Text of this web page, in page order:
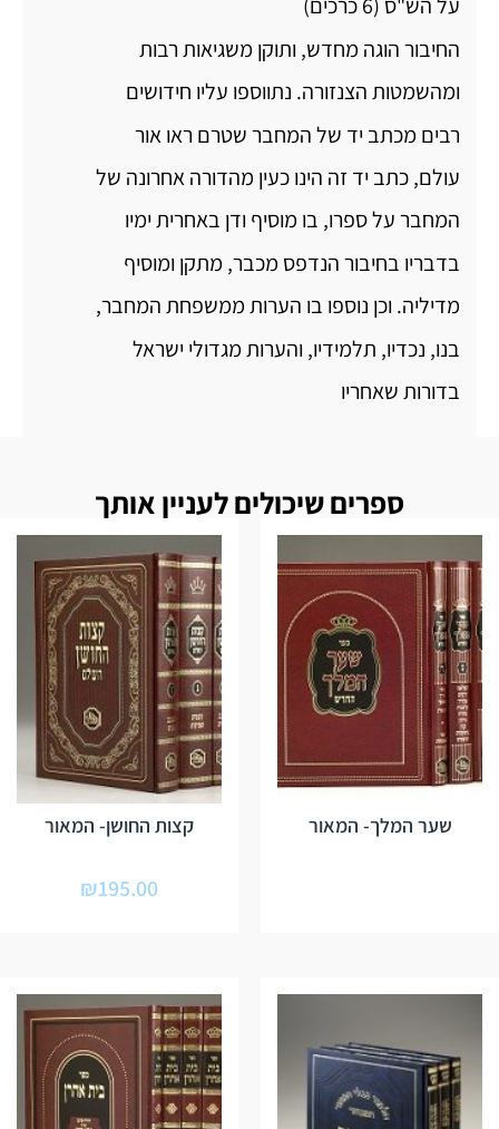
על הש"ס (6 כרכים)
החיבור הוגה מחדש, ותוקן משגיאות רבות
ומהשמטות הצנזורה. נתווספו עליו חידושים
רבים מכתב יד של המחבר שטרם ראו אור
עולם, כתב יד זה הינו כעין מהדורה אחרונה של
המחבר על ספרו, בו מוסיף ודן באחרית ימיו
בדבריו בחיבור הנדפס מכבר, מתקן ומוסיף
מדיליה. וכן נוספו בו הערות ממשפחת המחבר,
בנו, נכדיו, תלמידיו, והערות מגדולי ישראל
בדורות שאחריו
ספרים שיכולים לעניין אותך
שער המלך- המאור קצות החושן- המאור
₪195.00